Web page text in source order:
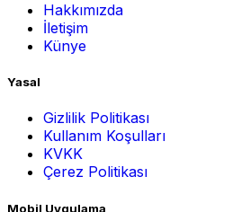
Hakkımızda
İletişim
Künye
Yasal
Gizlilik Politikası
Kullanım Koşulları
KVKK
Çerez Politikası
Mobil Uygulama